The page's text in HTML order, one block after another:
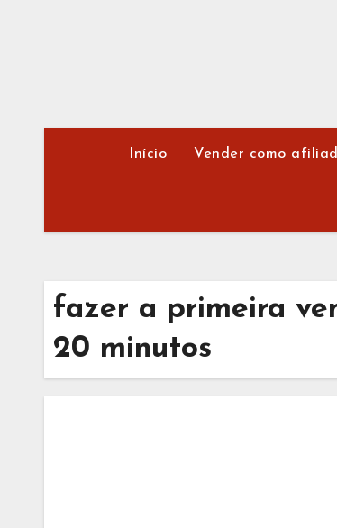
Início Vender como
fazer a primeira
20 minutos